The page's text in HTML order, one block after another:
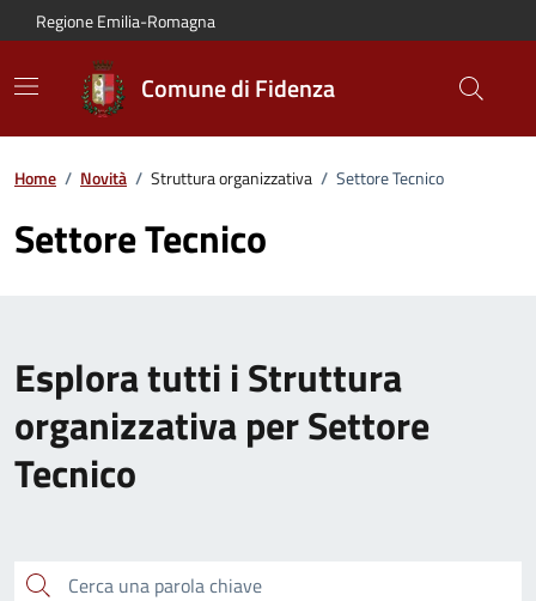
Vai al contenuto principale
Vai alla navigazione del sito
Vai al piede di pagina
Regione Emilia-Romagna
Comune di Fidenza
Home / Novità / Struttura organizzativa / Settore Tecnico
Settore Tecnico
Esplora tutti i Struttura
organizzativa per Settore
Tecnico
Cerca una parola chiave